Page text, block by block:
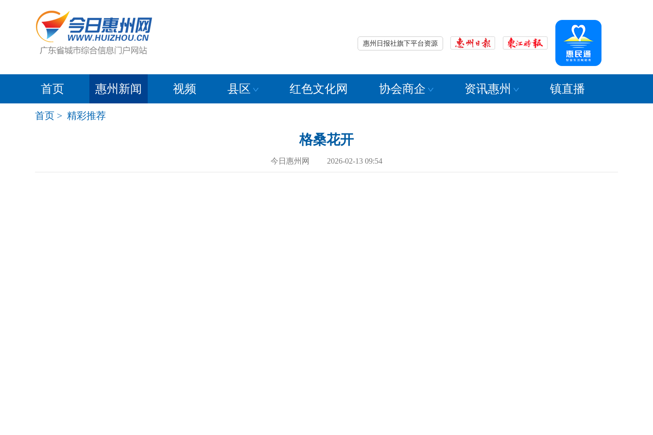
惠州日报社旗下平台资源
首页 惠州新闻 视频 县区 红色文化网 协会商企 资讯惠州 镇直播
首页 > 精彩推荐
格桑花开
今日惠州网 2026-02-13 09:54